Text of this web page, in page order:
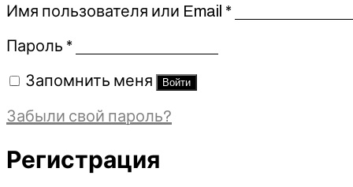
Имя пользователя или Email *Обязательно
Пароль *Обязательно
Запомнить меня Войти
Забыли свой пароль?
Регистрация